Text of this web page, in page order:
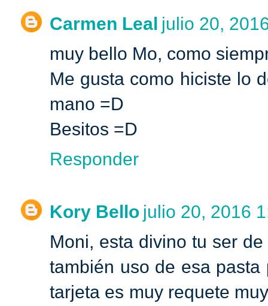
Carmen Leal julio 20,
muy bello Mo, como
Me gusta como hiciste lo
mano =D
Besitos =D
Responder
Kory Bello julio 20, 2016
Moni, esta divino tu ser
también uso de esa
tarjeta es muy requete